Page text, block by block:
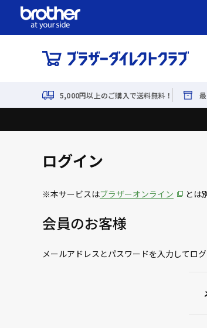
5,000円以上のご購入で送料無料！
ログイン
※本サービスはブラザーオンライン とは
会員のお客様
メールアドレスとパスワードを入力してログ